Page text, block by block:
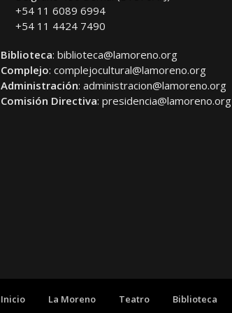
+54 11 6089 6994
+54 11 4424 7490
Biblioteca: biblioteca@lamoreno.org
Complejo: complejocultural@lamoreno.org
Administración: administracion@lamoreno.org
Comisión Directiva: presidencia@lamoreno.org
Inicio La Moreno Teatro Biblioteca